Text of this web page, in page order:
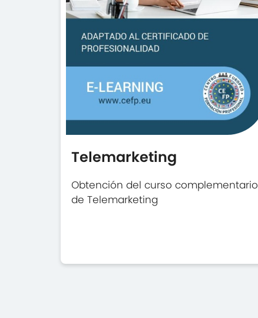
Telemarketing
Obtención del curso complementario
de Telemarketing